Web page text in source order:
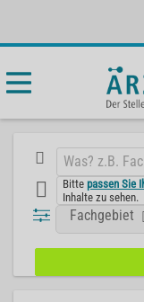
Bittepassen Sie
Inhalte zu sehen.
Fachgebiet